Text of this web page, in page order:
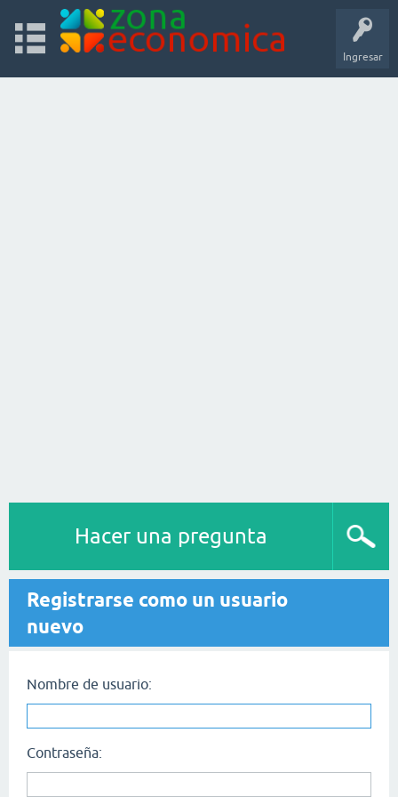
Ingresar
Hacer una pregunta
Registrarse como un usuario
nuevo
Nombre de usuario:
Contraseña: